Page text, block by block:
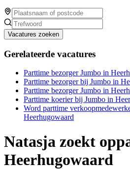
Vacatures zoeken
Gerelateerde vacatures
Parttime bezorger Jumbo in
Parttime bezorger bij Jumbo in
Parttime bezorger Jumbo in
Parttime koerier bij Jumbo in
Word parttime
Heerhugowaard
Natasja zoekt
Heerhugowaard